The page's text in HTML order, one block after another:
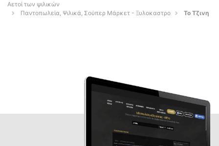
Αετοί των ψιλικών
Παντοπωλεία, Ψιλικά, Σούπερ Μάρκετ - Ξυλοκαστρο
Το Τζινη